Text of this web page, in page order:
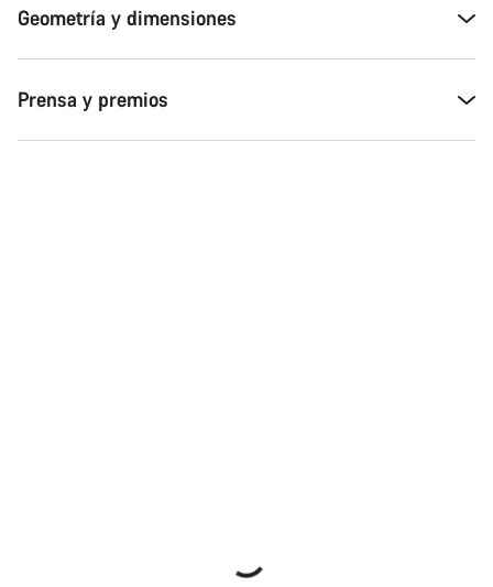
Geometría y dimensiones
Prensa y premios
Abrir chat